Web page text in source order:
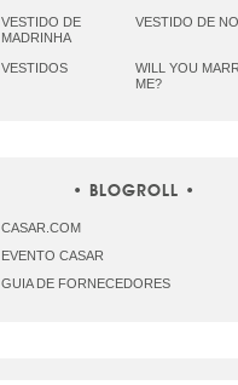
VESTIDO DE
MADRINHA
VESTIDO DE
VESTIDOS
WILL YOU
ME?
BLOGROLL
CASAR.COM
EVENTO CASAR
GUIA DE FORNECEDORES